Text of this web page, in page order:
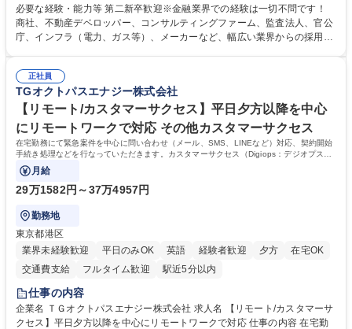
掛け合わせて広く社会に貢献していく職種です。 入社後は、横断的なロー
テーションを経て適性や専門性に応じたキャリアを形成していただきま
す。総合職として入社いただき、下記いずれかの部門でご活躍いただきま
ート・ナレッジ業務 ※それぞれの業務内容に関しては、別途その他労働条
件備考欄に記載 募集職種 【総合職/ポテンシャル採用(第2新卒)】投融資一
体型のソリューション提案
必要な経験・能力等 第二新卒歓迎※金融業界での経験は一切不問です！
商社、不動産デベロッパー、コンサルティングファーム、監査法人、官公
庁、インフラ（電力、ガス等）、メーカーなど、幅広い業界からの採用実
く高い志を併せもった人材を求めています。ポテンシャル採用（第2新
卒）では、金融業界での経験や知識を問いません。新たな時代を見据え
て、複雑化する社会課題の解決に向けて先鞭をつける役割を担いたい、と
いう気概をお持ちの方を心待ちにしています。 学歴・資格 学歴：大学院
大学 語学力： 資格：
正社員
TGオクトパスエナジー株式会社
【リモート/カスタマーサクセス】平日夕方以降を中心
にリモートワークで対応 その他カスタマーサクセス
在宅勤務にて緊急案件を中心に問い合わせ（メール、SMS、LINEなど）対応、契約開始
手続き処理などを行なっていただきます。カスタマーサクセス（Digiops：デジオプス）
と運用構築の業務となります。
月給
29万1582円～37万4957円
勤務地
東京都港区
業界未経験歓迎
平日のみOK 英語 経験者歓迎 夕方
在宅OK
交通費支給
フルタイム歓迎 駅近5分以内
仕事の内容
企業名 ＴＧオクトパスエナジー株式会社 求人名 【リモート/カスタマーサ
クセス】平日夕方以降を中心にリモートワークで対応 仕事の内容 在宅勤